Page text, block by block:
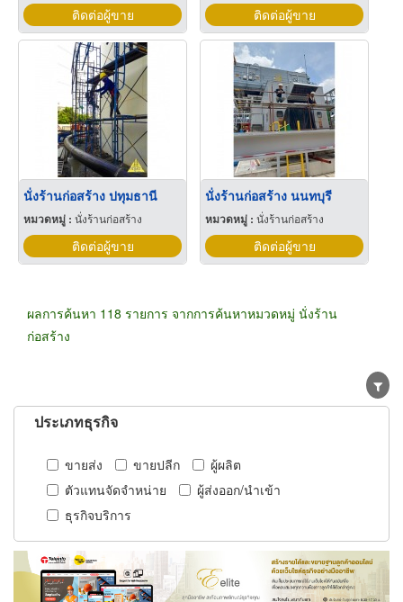
ติดต่อผู้ขาย ติดต่อผู้ขาย
นั่งร้านก่อสร้าง ปทุมธานี
หมวดหมู่ : นั่งร้านก่อสร้าง
ติดต่อผู้ขาย
นั่งร้านก่อสร้าง นนทบุรี
หมวดหมู่ :นั่งร้านก่อสร้าง
ติดต่อผู้ขาย
ผลการค้นหา 118 รายการ จากการค้นหาหมวดหมู่ นั่งร้าน
ก่อสร้าง
ประเภทธุรกิจ
ขายส่ง ขายปลีก
ผู้ผลิต
ตัวแทนจัดจำหน่าย
ผู้ส่งออก/นำเข้า
ธุรกิจบริการ